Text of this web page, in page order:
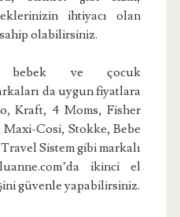
ihtiyacı olan
olabilirsiniz.
bebek ve çocuk
da uygun fiyatlara
Kraft, 4 Moms, Fisher
Cosi, Stokke, Bebe
Sistem gibi markalı
ikinci el
güvenle yapabilirsiniz.